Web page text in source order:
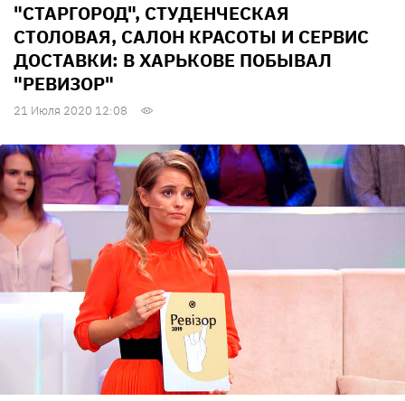
"СТАРГОРОД", СТУДЕНЧЕСКАЯ
СТОЛОВАЯ, САЛОН КРАСОТЫ И СЕРВИС
ДОСТАВКИ: В ХАРЬКОВЕ ПОБЫВАЛ
"РЕВИЗОР"
21 Июля 2020 12:08